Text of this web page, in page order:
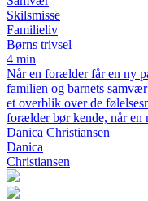
Skilsmisse
Familieliv
Børns trivsel
4 min
Når en forælder får en ny
familien og barnets
et overblik over de
forælder bør kende, når en
Danica Christiansen
Danica
Christiansen